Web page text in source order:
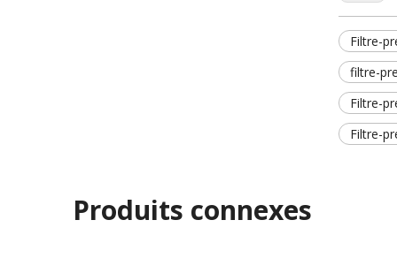
Filtre-
filtre-
Filtre-
Filtre-
Produits connexes